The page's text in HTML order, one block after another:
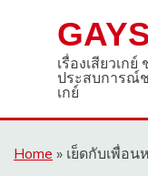
เรื่องเสียวเก
ประสบการณ์ช
เกย์
Home » เย็ดกับเพื่อน